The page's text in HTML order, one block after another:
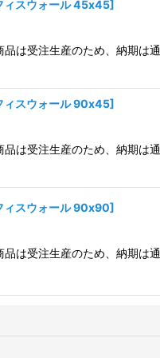
ィスウォール 45x45]
は受注生産のため、納期は
ィスウォール 90x45]
は受注生産のため、納期は
ィスウォール 90x90]
は受注生産のため、納期は